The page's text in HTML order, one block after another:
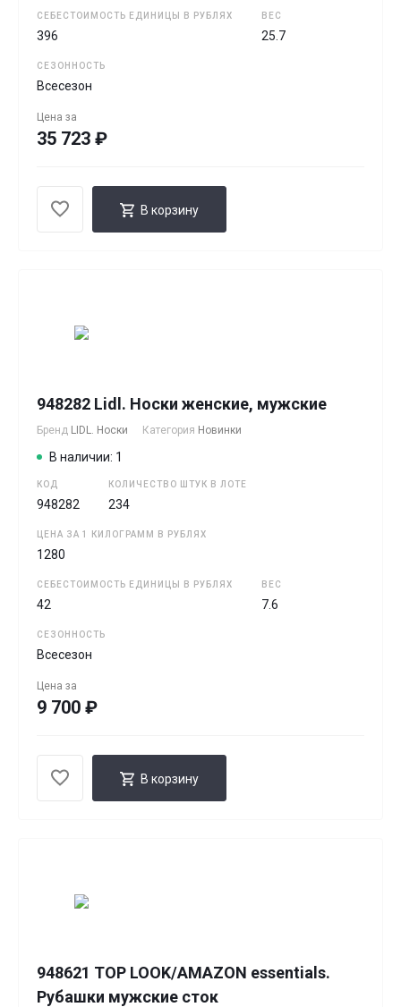
СЕБЕСТОИМОСТЬ ЕДИНИЦЫ В РУБЛЯХ
396
ВЕС
25.7
СЕЗОННОСТЬ
Всесезон
Цена за
35 723 ₽
В корзину
948282 Lidl. Носки женские, мужские
Бренд LIDL. Носки Категория Новинки
В наличии: 1
КОД
948282
КОЛИЧЕСТВО ШТУК В ЛОТЕ
234
ЦЕНА ЗА 1 КИЛОГРАММ В РУБЛЯХ
1280
СЕБЕСТОИМОСТЬ ЕДИНИЦЫ В РУБЛЯХ
42
ВЕС
7.6
СЕЗОННОСТЬ
Всесезон
Цена за
9 700 ₽
В корзину
948621 TOP LOOK/AMAZON essentials.
Рубашки мужские сток